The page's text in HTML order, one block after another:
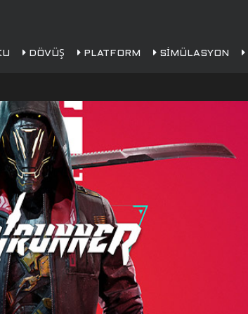
DÖVÜŞ PLATFORM SIMÜLASYON